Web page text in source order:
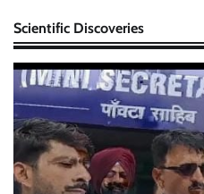
Pitamahnews
पीएनएन ब्रेकिंग:—
उडा दी रविन्द्रपाल
Pitamahnews
Scientific Discoveries